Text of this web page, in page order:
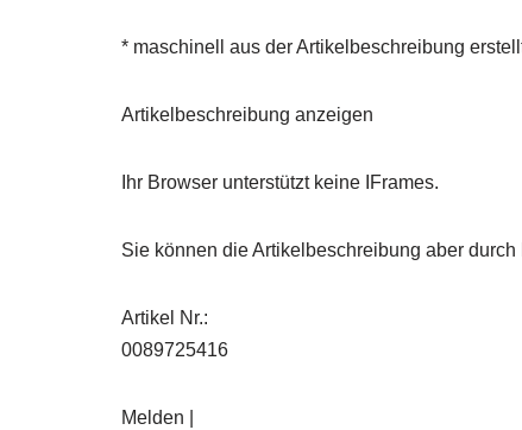
* maschinell aus der Artikelbeschreibung
Artikelbeschreibung anzeigen
Ihr Browser unterstützt keine IFrames.
Sie können die Artikelbeschreibung aber
Artikel Nr.:
0089725416
Melden |